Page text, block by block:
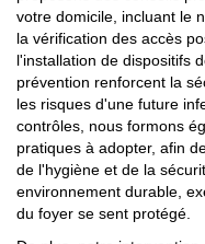
votre domicile, incluant le
la vérification des accès
l'installation de dispositifs
prévention renforcent la
les risques d'une future
contrôles, nous formons
pratiques à adopter, afin
de l'hygiène et de la
environnement durable,
du foyer se sent protégé.